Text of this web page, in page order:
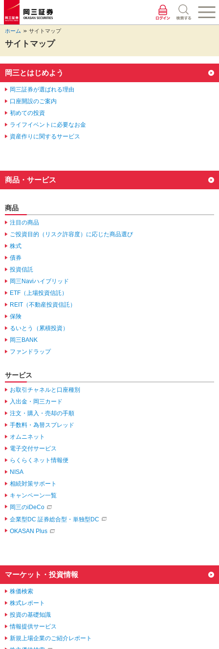
ジ
の
先
な
ま
す。
ジ
内
を
す
た
リ
ン
ク
ッ
情
し
ま
す。
に
移
動
ま
す。
フ
ッ
報
動
し
ま
か
ら
ヘ
情
に
ま
す。
ジ
の
現
に
り
ホーム サイトマップ
サイトマップ
か
ら
本
な
ま
す。
岡三とはじめよう
岡三証券が選ばれる理由
口座開設のご案内
初めての投資
ライフイベントに必要なお金
資産作りに関するサービス
商品・サービス
商品
注目の商品
ご投資目的（リスク許容度）に応じた商品選び
株式
債券
投資信託
岡三Naviハイブリッド
ETF（上場投資信託）
REIT（不動産投資信託）
保険
るいとう（累積投資）
岡三BANK
ファンドラップ
サービス
お取引チャネルと口座種別
入出金・岡三カード
注文・購入・売却の手順
手数料・為替スプレッド
オムニネット
電子交付サービス
らくらくネット情報便
NISA
相続対策サポート
キャンペーン一覧
岡三のiDeCo
企業型DC 証券総合型・単独型DC
OKASAN Plus
マーケット・投資情報
株価検索
株式レポート
投資の基礎知識
情報提供サービス
新規上場企業のご紹介レポート
か
ら
フ
情
に
ま
す。
ジ
の
終
に
り
ペ
ー
ジ
部
戻
す。